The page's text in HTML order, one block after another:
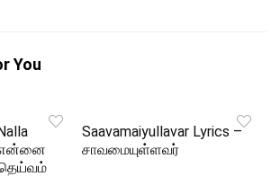
You
என்னை
Saavamaiyullavar Lyrics –
சாவமையுள்ளவர்